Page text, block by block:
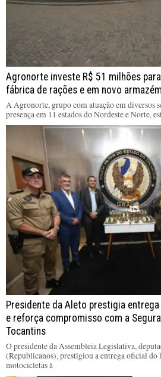
Agronorte investe R$ 51 milhões
fábrica de rações e em novo
A Agronorte, grupo com atuação em diversos
presença em 11 estados do Nordeste e Norte,
Presidente da Aleto prestigia
e reforça compromisso com a
Tocantins
O presidente da Assembleia Legislativa,
(Republicanos), prestigiou a entrega oficial
motocicletas à